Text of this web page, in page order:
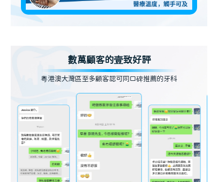
數萬顧客的壹致好評
粵港澳大灣區至多顧客認可同口碑推薦的牙科